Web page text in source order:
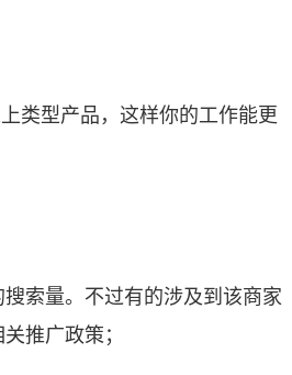
类型产品，这样你的工作能更
索量。不过有的涉及到该商家
推广政策；